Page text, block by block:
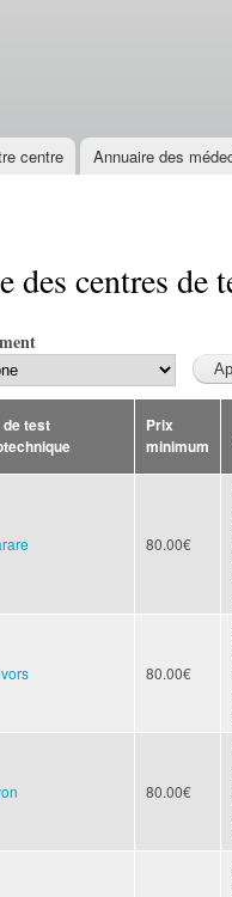
centre Annuaire des
des centres de
test
Prix
minimum
80.00€
80.00€
80.00€